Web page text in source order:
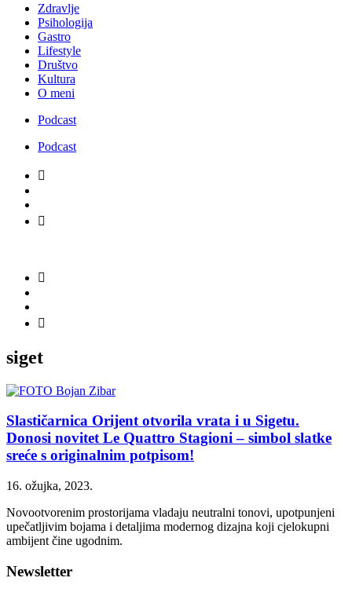
Zdravlje
Psihologija
Gastro
Lifestyle
Društvo
Kultura
O meni
Podcast
Podcast
siget
Slastičarnica Orijent otvorila vrata i u Sigetu.
Donosi novitet Le Quattro Stagioni – simbol slatke
sreće s originalnim potpisom!
16. ožujka, 2023.
Novootvorenim prostorijama vladaju neutralni tonovi, upotpunjeni
upečatljivim bojama i detaljima modernog dizajna koji cjelokupni
ambijent čine ugodnim.
Newsletter